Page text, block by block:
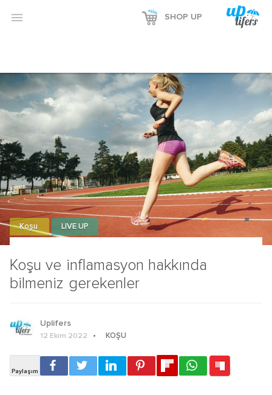
 SHOP UP
Koşu ve inflamasyon hakkında
bilmeniz gerekenler
Koşu LIVE UP
Uplifers
12 Ekim 2022 KOŞU